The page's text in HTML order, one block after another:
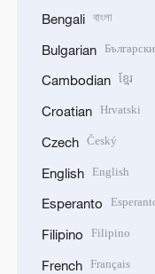
Bengali বাংলা
Bulgarian Български
Cambodian ខ្មែរ
Croatian Hrvatski
Czech Český
English English
Esperanto
Filipino Filipino
French Français